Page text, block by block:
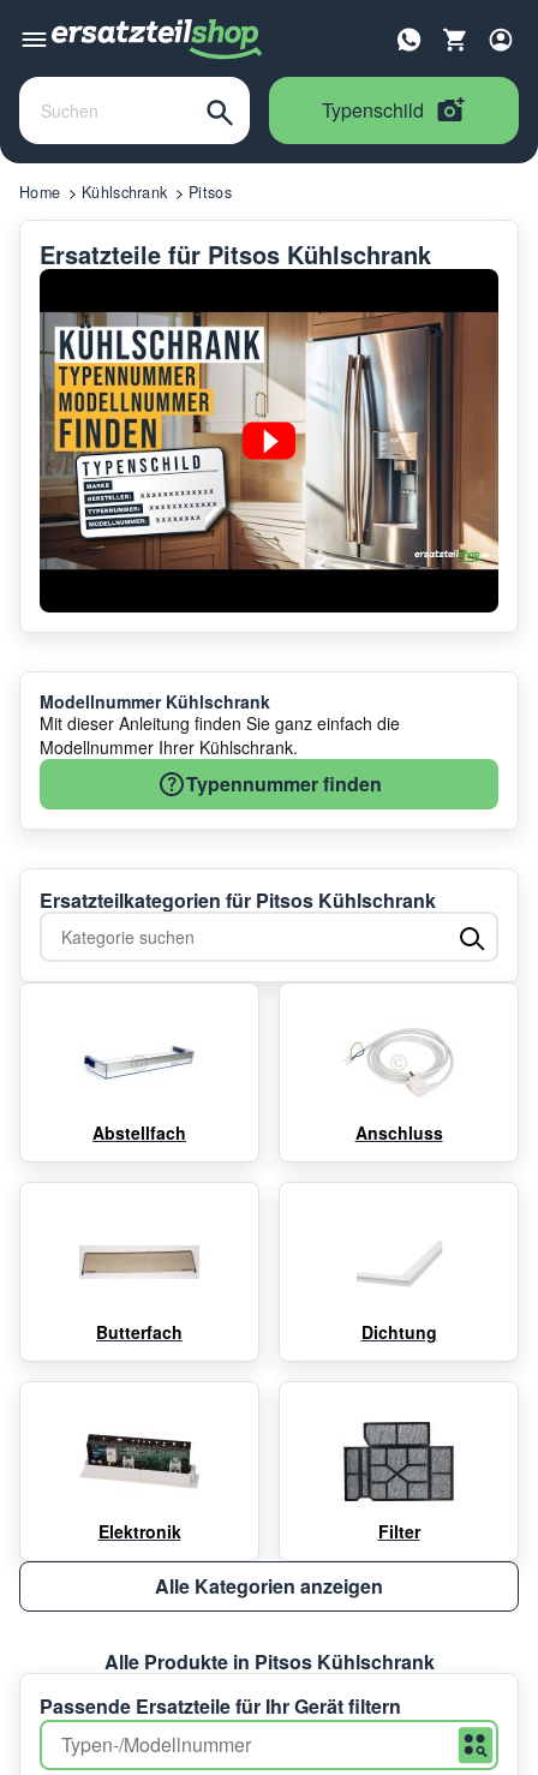
Typenschild
Home Kühlschrank Pitsos
Ersatzteile für Pitsos Kühlschrank
Modellnummer Kühlschrank
Mit dieser Anleitung finden Sie ganz einfach die
Modellnummer Ihrer Kühlschrank.
Typennummer finden
Ersatzteilkategorien für Pitsos Kühlschrank
Kategorie suchen
Abstellfach Anschluss
Butterfach Dichtung
Elektronik Filter
Alle Kategorien anzeigen
Alle Produkte in Pitsos Kühlschrank
Passende Ersatzteile für Ihr Gerät filtern